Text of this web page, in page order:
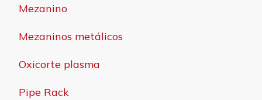
Mezanino
Mezaninos metálicos
Oxicorte plasma
Pipe Rack